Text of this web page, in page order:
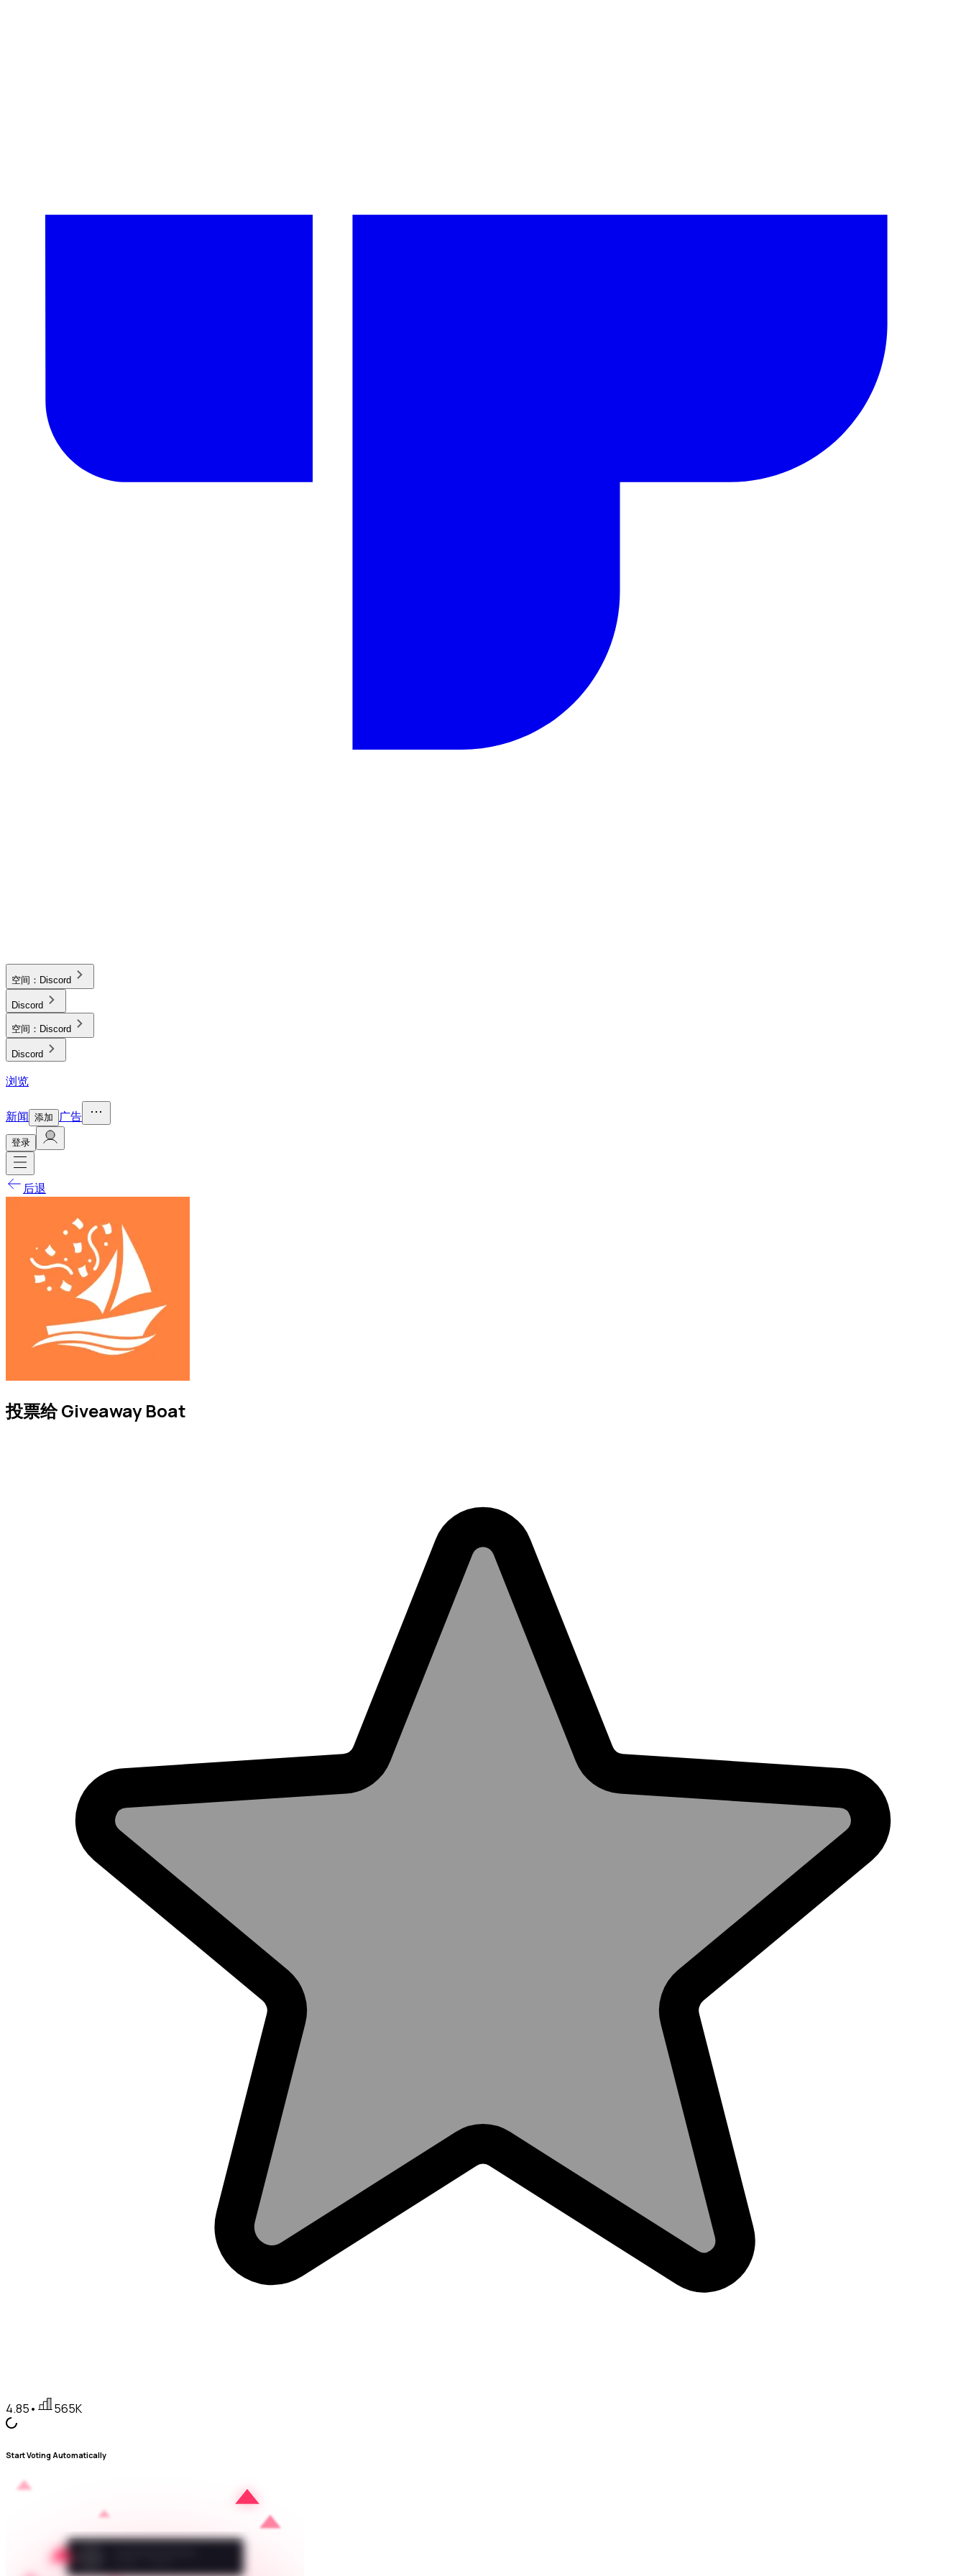
空间： Discord
Discord
空间： Discord
Discord
浏览
新闻 添加 广告
登录
后退
投票给 Giveaway Boat
4.85• 565K
Start Voting Automatically